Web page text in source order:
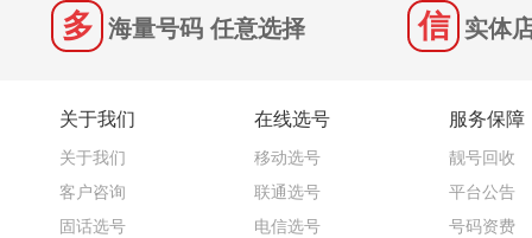
海量号码 任意选择 实体
关于我们
关于我们
客户咨询
固话选号
在线选号
移动选号
联通选号
电信选号
服务保障
靓号回收
平台公告
号码资费